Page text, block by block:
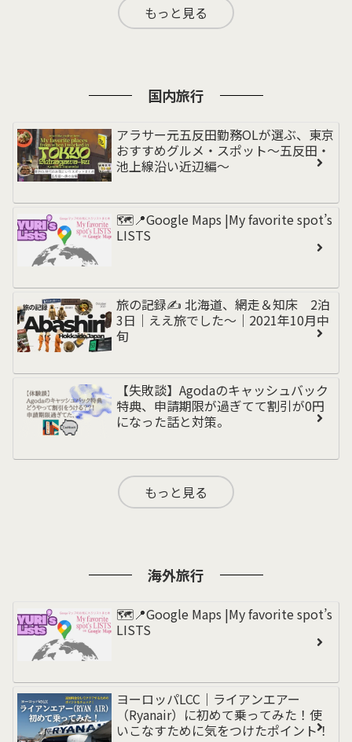
もっと見る
国内旅行
アラサー元五反田勤務OLが選ぶ、東京
おすすめグルメ・スポット〜五反田・
池上線沿い近辺編〜
🗺️📍Google Maps |My favorite spot’s
LISTS
旅の記録✍️ 北海道、網走＆知床 2泊
3日｜ええ旅でした〜｜2021年10月中
旬
【失敗談】Agodaのキャッシュバック
特典、申請期限が過ぎてて割引が0円
になった話と対策。
もっと見る
海外旅行
🗺️📍Google Maps |My favorite spot’s
LISTS
ヨーロッパLCC｜ライアンエアー
（Ryanair）に初めて乗ってみた！使
いこなすために気をつけたポイント！